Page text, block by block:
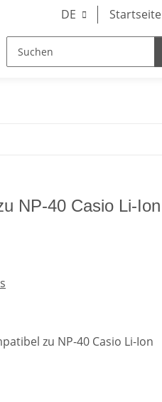
DE Startseite
NP-40 Casio Li-Ion
zu NP-40 Casio Li-Ion